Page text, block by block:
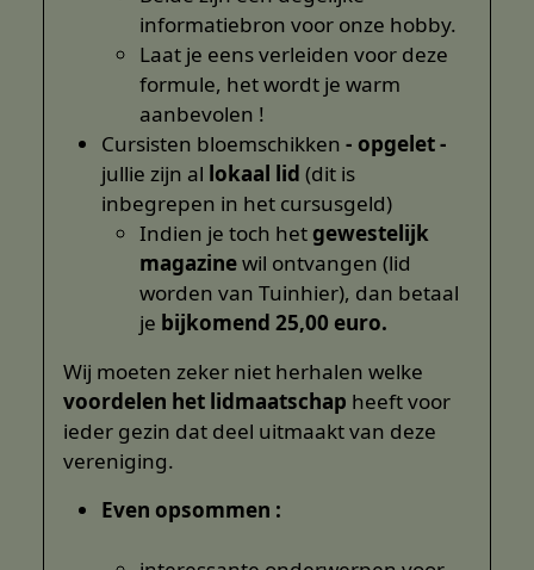
informatiebron voor onze hobby.
Laat je eens verleiden voor deze
formule, het wordt je warm
aanbevolen !
Cursisten bloemschikken - opgelet -
jullie zijn al lokaal lid (dit is
inbegrepen in het cursusgeld)
Indien je toch hetgewestelijk
magazinewil ontvangen (lid
worden van Tuinhier), dan betaal
je bijkomend 25,00 euro.
Wij moeten zeker niet herhalen welke
voordelen het lidmaatschap heeft voor
ieder gezin dat deel uitmaakt van deze
vereniging.
Even opsommen :